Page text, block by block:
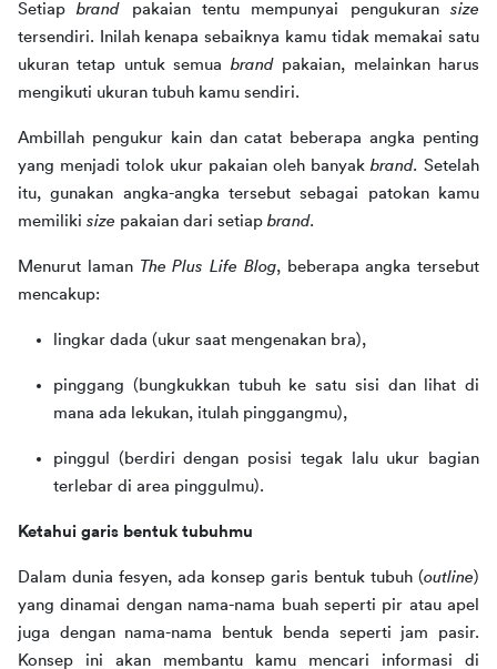
Setiap brand pakaian tentu mempunyai pengukuran
tersendiri. Inilah kenapa sebaiknya kamu tidak memakai satu
ukuran tetap untuk semua brand pakaian, melainkan harus
mengikuti ukuran tubuh kamu sendiri.
Ambillah pengukur kain dan catat beberapa angka penting
yang menjadi tolok ukur pakaian oleh banyak brand. Setelah
itu, gunakan angka-angka tersebut sebagai patokan kamu
memiliki size pakaian dari setiap brand.
Menurut laman The Plus Life Blog, beberapa angka tersebut
mencakup:
lingkar dada (ukur saat mengenakan bra),
pinggang (bungkukkan tubuh ke satu sisi dan lihat di
mana ada lekukan, itulah pinggangmu),
pinggul (berdiri dengan posisi tegak lalu ukur bagian
terlebar di area pinggulmu).
Ketahui garis bentuk tubuhmu
Dalam dunia fesyen, ada konsep garis bentuk tubuh (outline)
yang dinamai dengan nama-nama buah seperti pir atau apel
juga dengan nama-nama bentuk benda seperti jam pasir.
Konsep ini akan membantu kamu mencari informasi di